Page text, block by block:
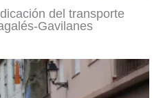
del transporte
Gavilanes